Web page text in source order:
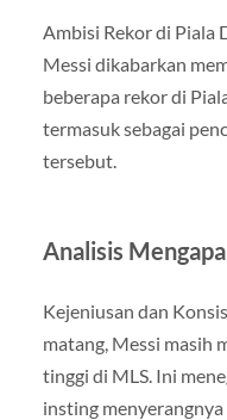
Ambisi Rekor di Piala
Messi dikabarkan
beberapa rekor di
termasuk sebagai
tersebut.
Analisis
Kejeniusan dan
matang, Messi masih
tinggi di MLS. Ini
insting